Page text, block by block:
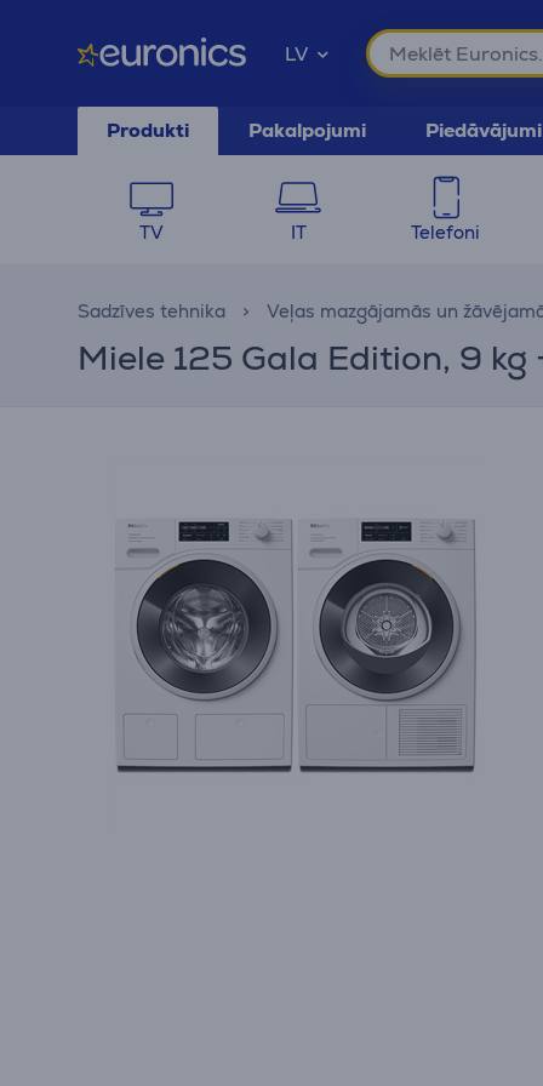
LV
Produkti Pakalpojumi Piedāvājumi
TV IT Telefoni
Sadzīves tehnika Veļas mazgājamās un
Miele 125 Gala Edition, 9